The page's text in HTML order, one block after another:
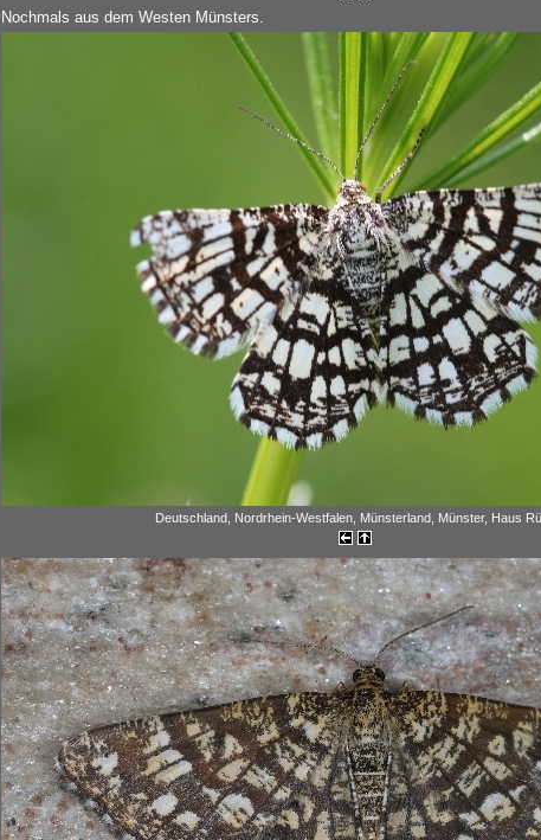
Nochmals aus dem Westen Münsters.
Deutschland, Nordrhein-Westfalen, Münsterland, Münster, Haus